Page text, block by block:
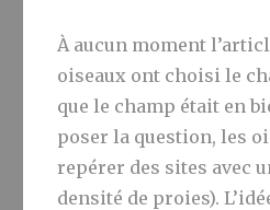
À aucun moment
oiseaux ont choisi le
que le champ était en
poser la question, les
repérer des sites avec
densité de proies).